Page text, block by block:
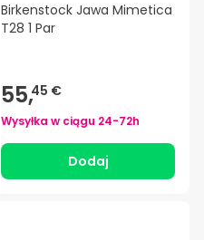
Birkenstock Jawa Mimetica
T28 1 Par
55,45 €
Wysyłka w ciągu 24-72h
Dodaj